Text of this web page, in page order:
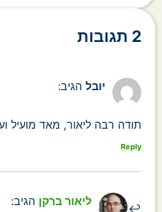
2 תגובות
יובל הגיב:
תודה רבה ליאור, מאד מועיל
Reply
ליאור ברקן הגיב: